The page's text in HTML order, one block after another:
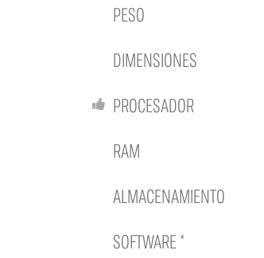
PESO
DIMENSIONES
PROCESADOR
RAM
ALMACENAMIENTO
SOFTWARE *